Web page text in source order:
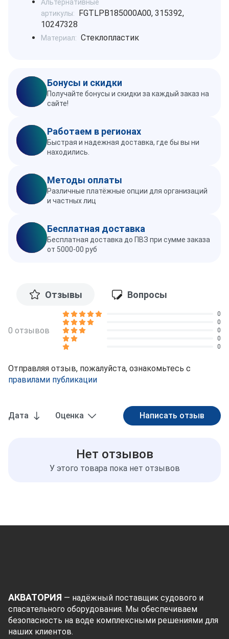
Альтернативные
артикулы:
FGTLPB185000A00, 315392,
10247328
Материал: Стеклопластик
Бонусы и скидки
Получайте бонусы и скидки за каждый заказ на
сайте!
Работаем в регионах
Быстрая и надежная доставка, где бы вы ни
находились.
Методы оплаты
Различные платёжные опции для организаций
и частных лиц
Бесплатная доставка
Бесплатная доставка до ПВЗ при сумме заказа
от 5000-00 руб
Отзывы Вопросы
Дата Оценка
Нет отзывов
У этого товара пока нет отзывов
0 отзывов
0
0
0
0
0
Отправляя отзыв, пожалуйста, ознакомьтесь с
правилами публикации
АКВАТОРИЯ — надёжный поставщик судового и
спасательного оборудования. Мы обеспечиваем
безопасность на воде комплексными решениями для
наших клиентов.